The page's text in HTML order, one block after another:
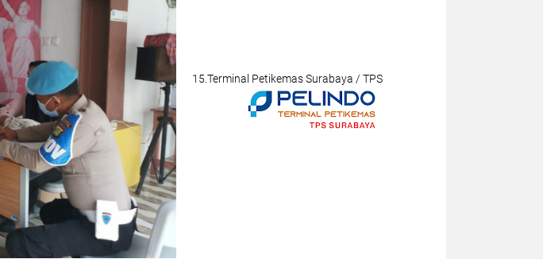
15.Terminal Petikemas Surabaya / TPS